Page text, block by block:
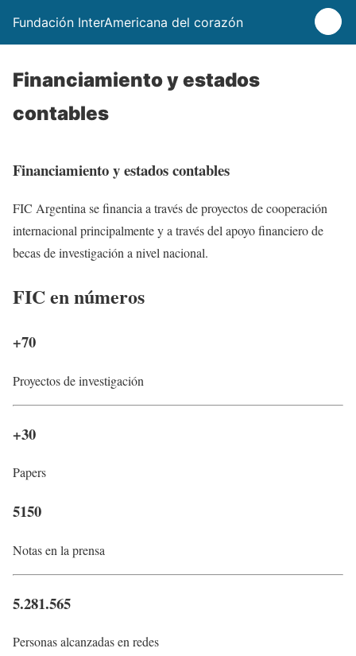
Fundación InterAmericana del corazón
Financiamiento y estados
contables
Financiamiento y estados contables
FIC Argentina se financia a través de proyectos de cooperación
internacional principalmente y a través del apoyo financiero de
becas de investigación a nivel nacional.
FICen números
+70
Proyectos de investigación
+30
Papers
5150
Notas en la prensa
5.281.565
Personas alcanzadas en redes